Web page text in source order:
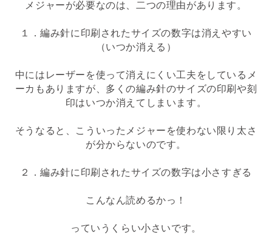
メジャーが必要なのは、二つの理由があります。
１．編み針に印刷されたサイズの数字は消えやすい
（いつか消える）
中にはレーザーを使って消えにくい工夫をしているメ
ーカもありますが、多くの編み針のサイズの印刷や刻
印はいつか消えてしまいます。
そうなると、こういったメジャーを使わない限り太さ
が分からないのです。
２．編み針に印刷されたサイズの数字は小さすぎる
こんなん読めるかっ！
っていうくらい小さいです。